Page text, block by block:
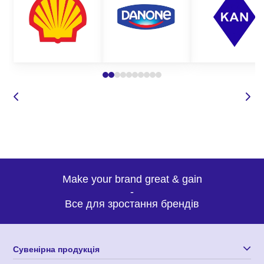
Де замовити брендовані косметичні
бокси для чоловіків оптом?
складаються з сувенірної та текстильної продукції найвищої
на День
Make your brand great & gain
-
Все для зростання брендів
Сувенірна продукція